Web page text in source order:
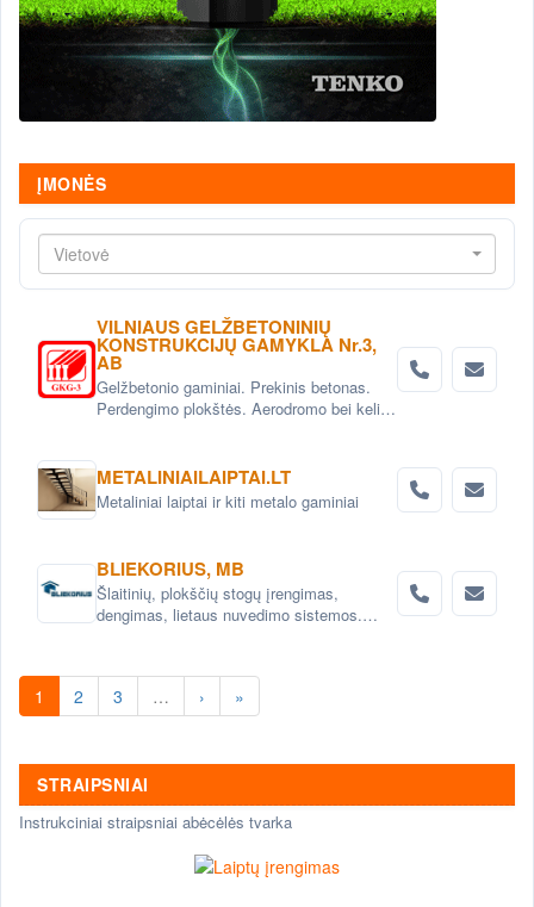
ĮMONĖS
Vietovė
VILNIAUS GELŽBETONINIŲ
KONSTRUKCIJŲ GAMYKLA Nr.3,
AB
Gelžbetonio gaminiai. Prekinis betonas.
Perdengimo plokštės. Aerodromo bei kelio
METALINIAILAIPTAI.LT
Metaliniai laiptai ir kiti metalo gaminiai
BLIEKORIUS, MB
Šlaitinių, plokščių stogų įrengimas,
dengimas, lietaus nuvedimo sistemos.
1 2 3 … › »
STRAIPSNIAI
Instrukciniai straipsniai abėcėlės tvarka